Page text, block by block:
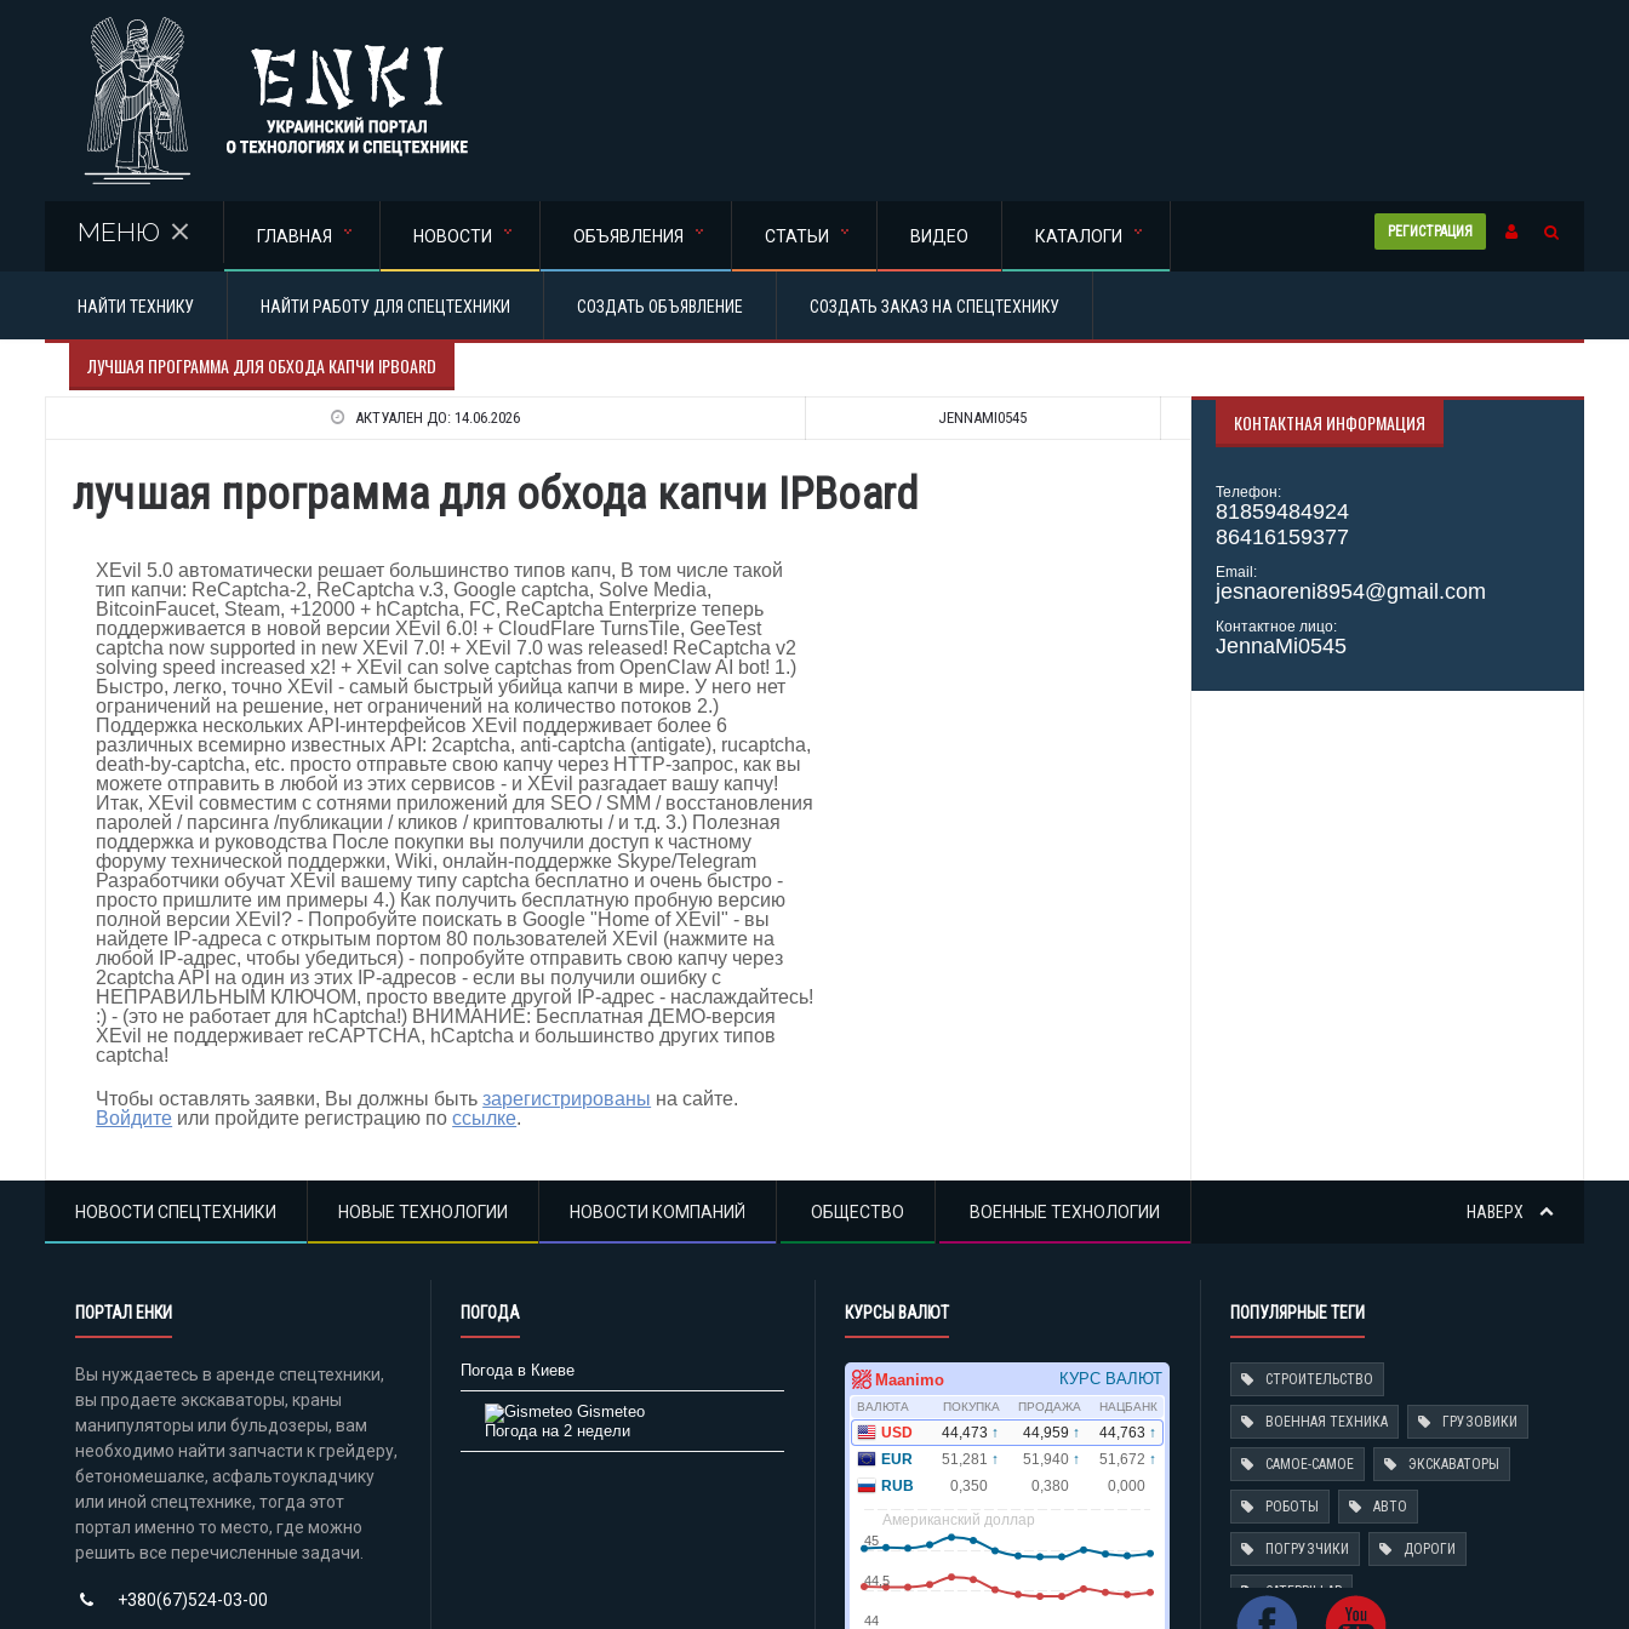
РЕГИСТРАЦИЯ
МЕНЮ ГЛАВНАЯ НОВОСТИ ОБЪЯВЛЕНИЯ СТАТЬИ ВИДЕО КАТАЛОГИ
НАЙТИ ТЕХНИКУ НАЙТИ РАБОТУ ДЛЯ СПЕЦТЕХНИКИ СОЗДАТЬ ОБЪЯВЛЕНИЕ СОЗДАТЬ ЗАКАЗ НА СПЕЦТЕХНИКУ
ЛУЧШАЯ ПРОГРАММА ДЛЯ ОБХОДА КАПЧИ IPBOARD
АКТУАЛЕН ДО: 14.06.2026 JENNAMI0545
лучшая программа для обхода капчи IPBoard
XEvil 5.0 автоматически решает большинство типов капч, В том числе такой
тип капчи: ReCaptcha-2, ReCaptcha v.3, Google captcha, Solve Media,
BitcoinFaucet, Steam, +12000 + hCaptcha, FC, ReCaptcha Enterprize теперь
поддерживается в новой версии XEvil 6.0! + CloudFlare TurnsTile, GeeTest
captcha now supported in new XEvil 7.0! + XEvil 7.0 was released! ReCaptcha v2
solving speed increased x2! + XEvil can solve captchas from OpenClaw AI bot! 1.)
Быстро, легко, точно XEvil - самый быстрый убийца капчи в мире. У него нет
ограничений на решение, нет ограничений на количество потоков 2.)
Поддержка нескольких API-интерфейсов XEvil поддерживает более 6
различных всемирно известных API: 2captcha, anti-captcha (antigate), rucaptcha,
death-by-captcha, etc. просто отправьте свою капчу через HTTP-запрос, как вы
можете отправить в любой из этих сервисов - и XEvil разгадает вашу капчу!
Итак, XEvil совместим с сотнями приложений для SEO / SMM / восстановления
паролей / парсинга /публикации / кликов / криптовалюты / и т.д. 3.) Полезная
поддержка и руководства После покупки вы получили доступ к частному
форуму технической поддержки, Wiki, онлайн-поддержке Skype/Telegram
Разработчики обучат XEvil вашему типу captcha бесплатно и очень быстро -
просто пришлите им примеры 4.) Как получить бесплатную пробную версию
полной версии XEvil? - Попробуйте поискать в Google "Home of XEvil" - вы
найдете IP-адреса с открытым портом 80 пользователей XEvil (нажмите на
любой IP-адрес, чтобы убедиться) - попробуйте отправить свою капчу через
2captcha API на один из этих IP-адресов - если вы получили ошибку с
НЕПРАВИЛЬНЫМ КЛЮЧОМ, просто введите другой IP-адрес - наслаждайтесь!
:) - (это не работает для hCaptcha!) ВНИМАНИЕ: Бесплатная ДЕМО-версия
XEvil не поддерживает reCAPTCHA, hCaptcha и большинство других типов
captcha!
Чтобы оставлять заявки, Вы должны бытьзарегистрированы на сайте.
Войдите или пройдите регистрацию поссылке.
КОНТАКТНАЯ ИНФОРМАЦИЯ
Телефон:
81859484924
86416159377
Email:
jesnaoreni8954@gmail.com
Контактное лицо:
JennaMi0545
НАВЕРХ
НОВОСТИ СПЕЦТЕХНИКИ НОВЫЕ ТЕХНОЛОГИИ НОВОСТИ КОМПАНИЙ ОБЩЕСТВО ВОЕННЫЕ ТЕХНОЛОГИИ
ПОРТАЛ ЕНКИ
Вы нуждаетесь в аренде спецтехники,
вы продаете экскаваторы, краны
манипуляторы или бульдозеры, вам
необходимо найти запчасти к грейдеру,
бетономешалке, асфальтоукладчику
или иной спецтехнике, тогда этот
портал именно то место, где можно
решить все перечисленные задачи.
+380(67)524-03-00
ПОГОДА
Погода в Киеве
Gismeteo
Погода на 2 недели
КУРСЫ ВАЛЮТ ПОПУЛЯРНЫЕ ТЕГИ
СТРОИТЕЛЬСТВО
ВОЕННАЯ ТЕХНИКА ГРУЗОВИКИ
САМОЕ-САМОЕ ЭКСКАВАТОРЫ
РОБОТЫ АВТО
ПОГРУЗЧИКИ ДОРОГИ
CATERPILLAR